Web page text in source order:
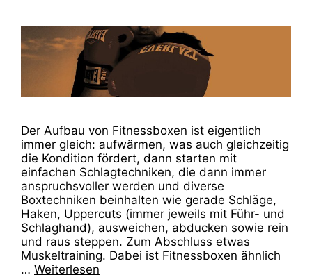
Der Aufbau von Fitnessboxen ist eigentlich
immer gleich: aufwärmen, was auch gleichzeitig
die Kondition fördert, dann starten mit
einfachen Schlagtechniken, die dann immer
anspruchsvoller werden und diverse
Boxtechniken beinhalten wie gerade Schläge,
Haken, Uppercuts (immer jeweils mit Führ- und
Schlaghand), ausweichen, abducken sowie rein
und raus steppen. Zum Abschluss etwas
Muskeltraining. Dabei ist Fitnessboxen ähnlich
… Weiterlesen